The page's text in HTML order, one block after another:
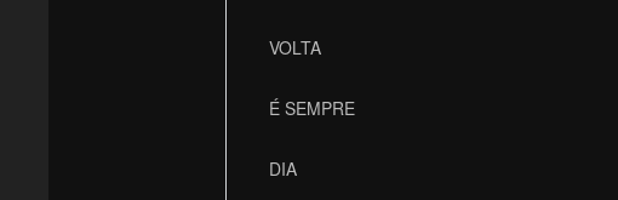
VOLTA
É SEMPRE
DIA